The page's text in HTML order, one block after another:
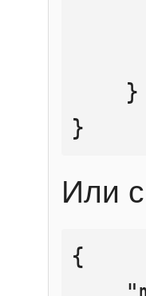
}
Или
{